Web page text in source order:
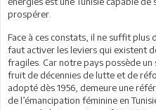
prospérer.
Face à ces constats, il ne suffit plus
faut activer les leviers qui existent
fragiles. Car notre pays possède un
fruit de décennies de lutte et de
adopté dès 1956, demeure une
de l’émancipation féminine en